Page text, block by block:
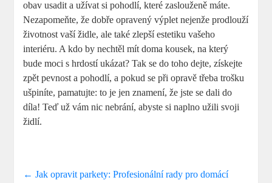
obav usadit a užívat si pohodlí, které zaslouženě máte.
Nezapomeňte, že dobře opravený výplet nejenže prodlouží
životnost vaší židle, ale také zlepší estetiku vašeho
interiéru. A kdo by nechtěl mít doma kousek, na který
bude moci s hrdostí ukázat? Tak se do toho dejte, získejte
zpět pevnost a pohodlí, a pokud se při opravě třeba trošku
ušpiníte, pamatujte: to je jen znamení, že jste se dali do
díla! Teď už vám nic nebrání, abyste si naplno užili svoji
židlí.
← Jak opravit parkety: Profesionální rady pro domácí